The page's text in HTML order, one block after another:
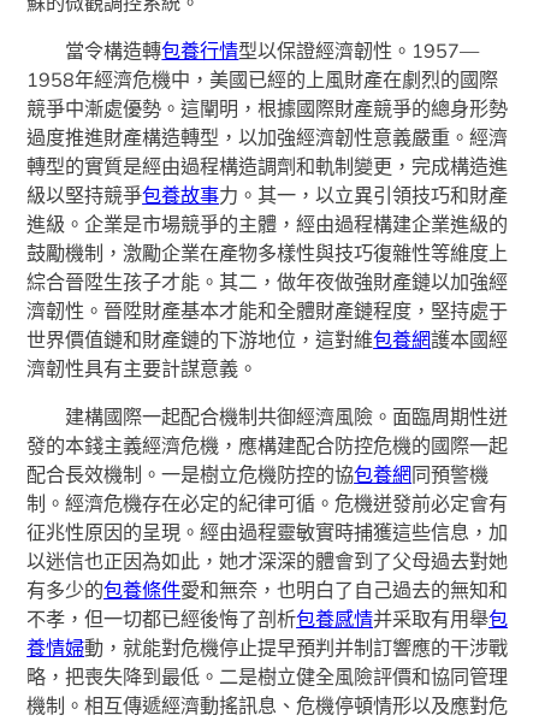
當令構造轉包養行情型以保證經濟韌性。1957—
1958年經濟危機中，美國已經的上風財產在劇烈的國際
競爭中漸處優勢。這闡明，根據國際財產競爭的總身形勢
過度推進財產構造轉型，以加強經濟韌性意義嚴重。經濟
轉型的實質是經由過程構造調劑和軌制變更，完成構造進
級以堅持競爭包養故事力。其一，以立異引領技巧和財產
進級。企業是市場競爭的主體，經由過程構建企業進級的
鼓勵機制，激勵企業在產物多樣性與技巧復雜性等維度上
綜合晉陞生孩子才能。其二，做年夜做強財產鏈以加強經
濟韌性。晉陞財產基本才能和全體財產鏈程度，堅持處于
世界價值鏈和財產鏈的下游地位，這對維包養網護本國經
濟韌性具有主要計謀意義。
建構國際一起配合機制共御經濟風險。面臨周期性迸
發的本錢主義經濟危機，應構建配合防控危機的國際一起
配合長效機制。一是樹立危機防控的協包養網 同預警機
制。經濟危機存在必定的紀律可循。危機迸發前必定會有
征兆性原因的呈現。經由過程靈敏實時捕獲這些信息，加
以迷信也正因為如此，她才深深的體會到了父母過去對她
有多少的包養條件愛和無奈，也明白了自己過去的無知和
不孝，但一切都已經後悔了剖析包養感情并采取有用舉包
養情婦動，就能對危機停止提早預判并制訂響應的干涉戰
略，把喪失降到最低。二是樹立健全風險評價和協同管理
機制。相互傳遞經濟動搖訊息、危機停頓情形以及應對危